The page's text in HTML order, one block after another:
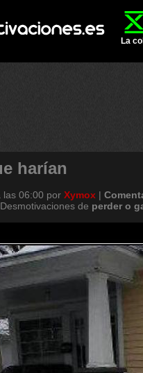
La
harían
las 06:00 por Xymox |
de perder o